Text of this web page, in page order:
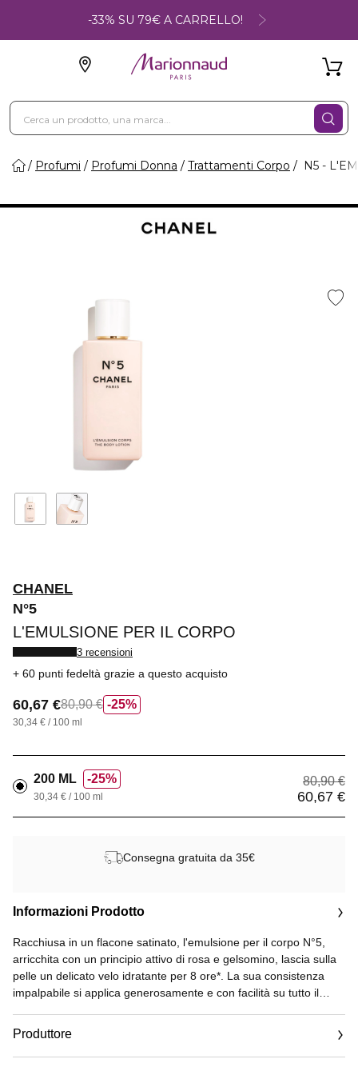
-33% SU 79€ A CARRELLO!
Profumi Profumi Donna Trattamenti Corpo N5 -
CHANEL
N°5
L'EMULSIONE PER IL CORPO
3 recensioni
60 punti fedeltà grazie a questo acquisto
25%
60,67 €80,90 €
30,34 € / 100 ml
200 ML 25% 80,90 €
60,67 €
30,34 € / 100 ml
Consegna gratuita da 35€
Informazioni Prodotto
Racchiusa in un flacone satinato, l'emulsione per il corpo N°5,
arricchita con un principio attivo di rosa e gelsomino, lascia sulla
pelle un delicato velo idratante per 8 ore*. La sua consistenza
impalpabile si applica generosamente e con facilità su tutto il
meccanismo esclusivo CHANEL. Per aprire il flacone, basta
olfattivo profumato, sensuale e delicato che completa
Produttore